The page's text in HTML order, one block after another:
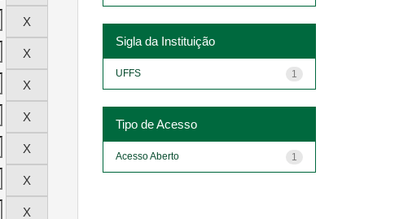
Sigla da Instituição
1
UFFS
Tipo de Acesso
1
Acesso Aberto